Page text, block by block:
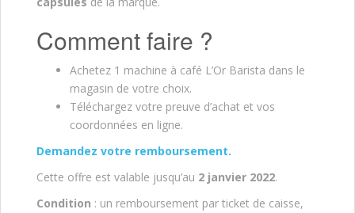
Comment faire ?
Achetez 1 machine à café L’Or Barista dans le
magasin de votre choix.
Téléchargez votre preuve d’achat et vos
coordonnées en ligne.
Demandez votre remboursement.
Cette offre est valable jusqu’au 2 janvier 2022.
Condition : un remboursement par ticket de caisse,